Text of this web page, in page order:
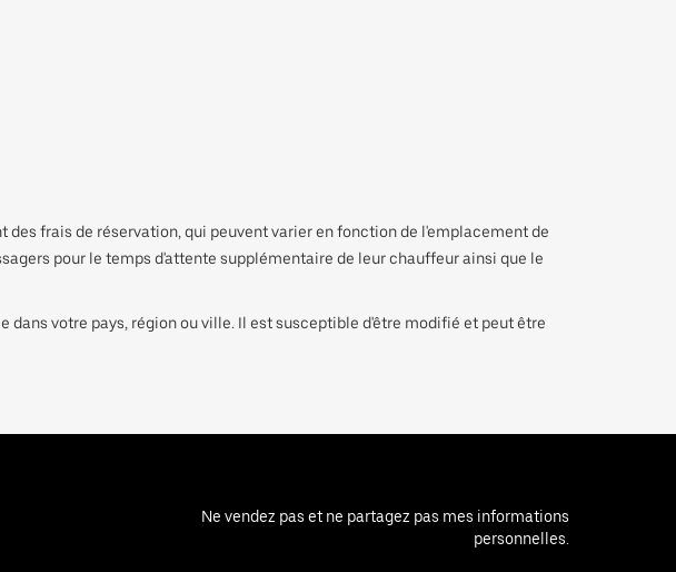
frais de réservation, qui peuvent varier en fonction de l'emplacement de
pour le temps d'attente supplémentaire de leur chauffeur ainsi que le
votre pays, région ou ville. Il est susceptible d'être modifié et peut être
Ne vendez pas et ne partagez pas mes informations
personnelles.